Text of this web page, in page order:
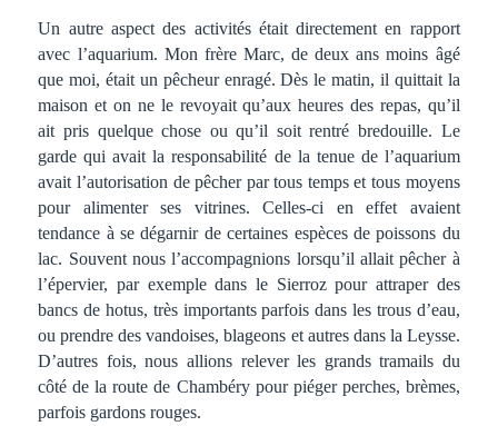
Un autre aspect des activités était directement en rapport
avec l’aquarium. Mon frère Marc, de deux ans moins âgé
que moi, était un pêcheur enragé. Dès le matin, il quittait la
maison et on ne le revoyait qu’aux heures des repas, qu’il
ait pris quelque chose ou qu’il soit rentré bredouille. Le
garde qui avait la responsabilité de la tenue de l’aquarium
avait l’autorisation de pêcher par tous temps et tous moyens
pour alimenter ses vitrines. Celles-ci en effet avaient
tendance à se dégarnir de certaines espèces de poissons du
lac. Souvent nous l’accompagnions lorsqu’il allait pêcher à
l’épervier, par exemple dans le Sierroz pour attraper des
bancs de hotus, très importants parfois dans les trous d’eau,
ou prendre des vandoises, blageons et autres dans la Leysse.
D’autres fois, nous allions relever les grands tramails du
côté de la route de Chambéry pour piéger perches, brèmes,
parfois gardons rouges.